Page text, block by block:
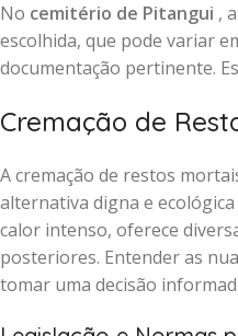
No cemitério de Pitangui , a
escolhida, que pode variar
documentação pertinente.
Cremação de
A cremação de restos
alternativa digna e
calor intenso, oferece
posteriores. Entender as
tomar uma decisão